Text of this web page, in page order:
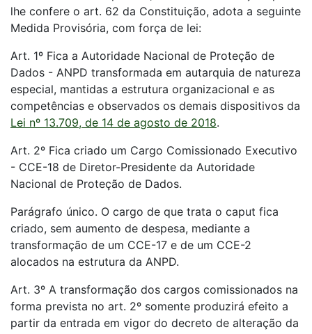
lhe confere o art. 62 da Constituição, adota a seguinte
Medida Provisória, com força de lei:
Art. 1º Fica a Autoridade Nacional de Proteção de
Dados - ANPD transformada em autarquia de natureza
especial, mantidas a estrutura organizacional e as
competências e observados os demais dispositivos da
Lei nº 13.709, de 14 de agosto de 2018.
Art. 2º Fica criado um Cargo Comissionado Executivo
- CCE-18 de Diretor-Presidente da Autoridade
Nacional de Proteção de Dados.
Parágrafo único. O cargo de que trata o caput fica
criado, sem aumento de despesa, mediante a
transformação de um CCE-17 e de um CCE-2
alocados na estrutura da ANPD.
Art. 3º A transformação dos cargos comissionados na
forma prevista no art. 2º somente produzirá efeito a
partir da entrada em vigor do decreto de alteração da